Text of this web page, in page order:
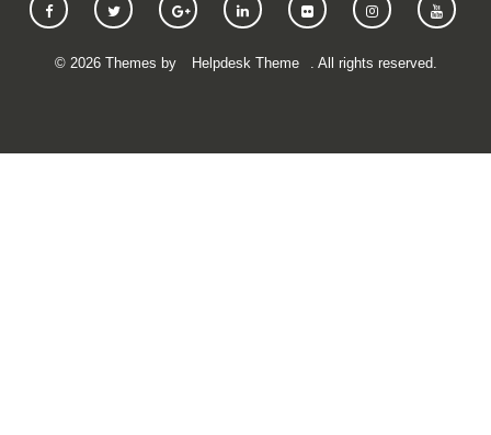
© 2026Themes by Helpdesk Theme . All rights reserved.